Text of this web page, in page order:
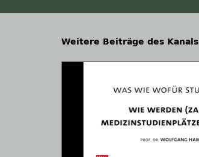
Weitere Beiträge des Kanals